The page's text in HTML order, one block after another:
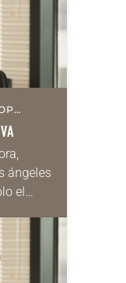
ángeles
el